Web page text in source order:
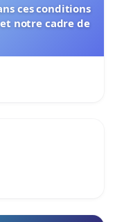
ces conditions
notre cadre de